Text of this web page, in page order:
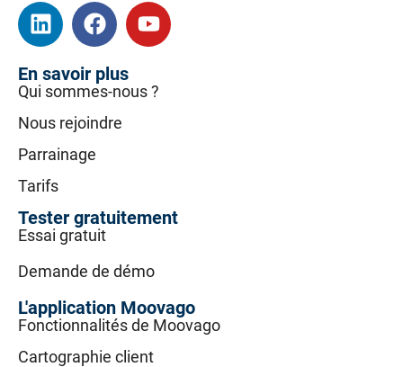
En savoir plus
Qui sommes-nous ?
Nous rejoindre
Parrainage
Tarifs
Tester gratuitement
Essai gratuit
Demande de démo
L'application Moovago
Fonctionnalités de Moovago
Cartographie client